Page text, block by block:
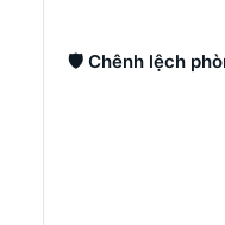
🛡️ Chênh lệch